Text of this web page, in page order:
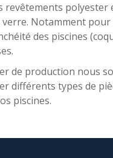
revêtements polyester
Notamment pour
des piscines
de production nous
différents types de
piscines.